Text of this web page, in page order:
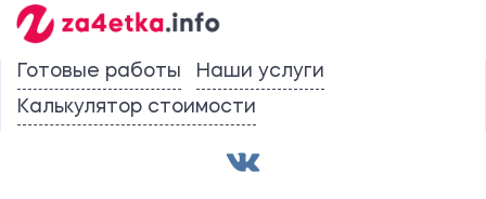
Готовые работы
Наши услуги
Калькулятор стоимости